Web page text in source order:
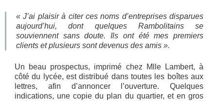
« J’ai plaisir à citer ces noms d’entreprises disparues
aujourd’hui, dont quelques Rambolitains se
souviennent sans doute. Ils ont été mes premiers
clients et plusieurs sont devenus des amis ».
Un beau prospectus, imprimé chez Mlle Lambert, à
côté du lycée, est distribué dans toutes les boîtes aux
lettres, afin d’annoncer l’ouverture. Quelques
indications, une copie du plan du quartier, et en gros